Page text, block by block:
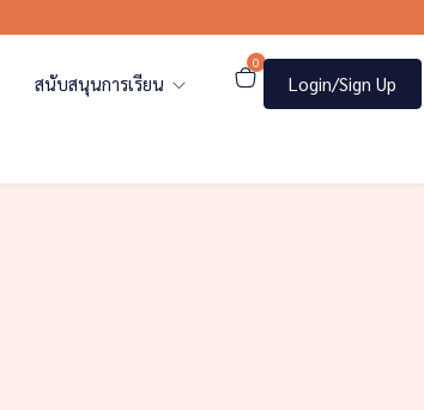
สนับสนุนการเรียน
0
Login/Sign Up